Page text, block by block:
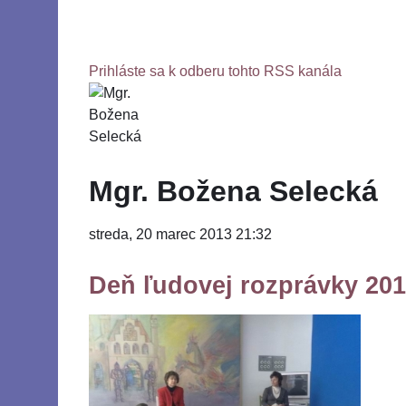
Prihláste sa k odberu tohto RSS kanála
Mgr. Božena Selecká
streda, 20 marec 2013 21:32
Deň ľudovej rozprávky